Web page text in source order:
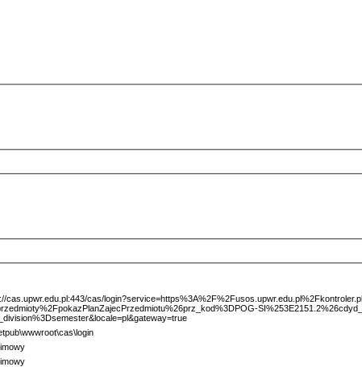
cas.upwr.edu.pl:443/cas/